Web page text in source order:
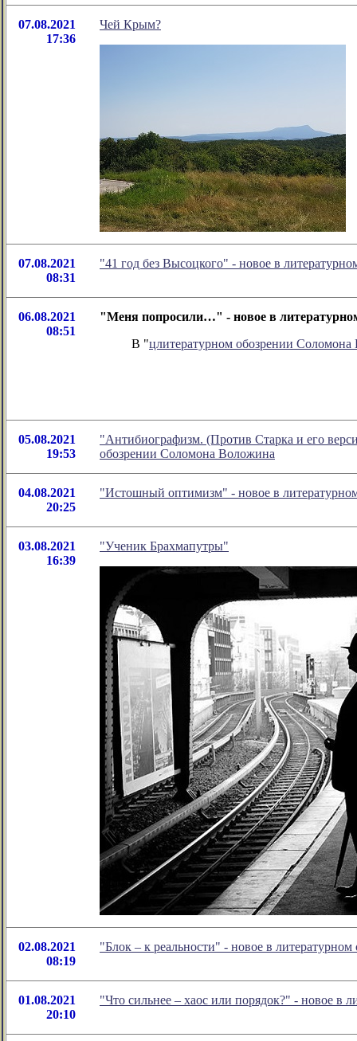
07.08.2021
17:36
Чей Крым?
07.08.2021
08:31
"41 год без Высоцкого" - новое в
06.08.2021
08:51
"Меня попросили…" - новое в
В "цлитературном обозрении
05.08.2021
19:53
"Антибиографизм. (Против Старка и его
обозрении Соломона Воложина
04.08.2021
20:25
"Истошный оптимизм" - новое в
03.08.2021
16:39
"Ученик Брахмапутры"
02.08.2021
08:19
"Блок – к реальности" - новое в
01.08.2021
20:10
"Что сильнее – хаос или порядок?" - новое в